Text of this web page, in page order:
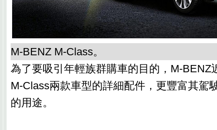
M-BENZ M-Class。
為了要吸引年輕族群購車的目的，M-BENZ
M-Class兩款車型的詳細配件，更豐富其駕
的用途。